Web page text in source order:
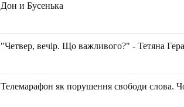
Дон и Бусенька
"Четвер, вечір. Що важливого?" - Тетяна
Телемарафон як порушення свободи слова.